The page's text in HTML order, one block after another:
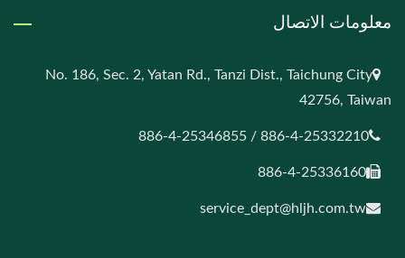
معلومات الاتصال
No. 186, Sec. 2, Yatan Rd., Tanzi Dist., Taichung City
42756, Taiwan
886-4-25332210 / 886-4-25346855
886-4-25336160
service_dept@hljh.com.tw